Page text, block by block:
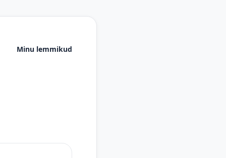
Minu lemmikud